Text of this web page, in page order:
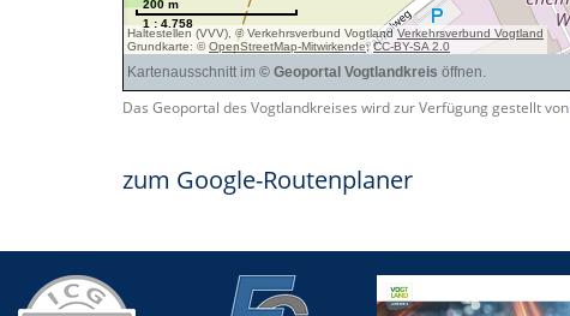
Das Geoportal des Vogtlandkreises wird zur Verfügung gestellt von
zum Google-Routenplaner